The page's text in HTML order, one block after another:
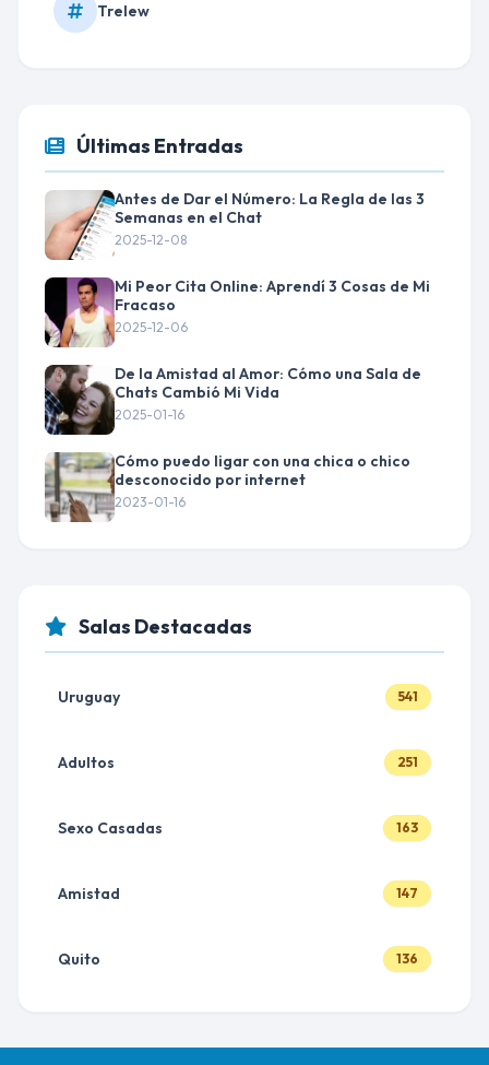
Trelew
Últimas Entradas
Antes de Dar el Número: La Regla de las 3
Semanas en el Chat
2025-12-08
Mi Peor Cita Online: Aprendí 3 Cosas de Mi
Fracaso
2025-12-06
De la Amistad al Amor: Cómo una Sala de
Chats Cambió Mi Vida
2025-01-16
Cómo puedo ligar con una chica o chico
desconocido por internet
2023-01-16
Salas Destacadas
Uruguay 541
Adultos 251
Sexo Casadas 163
Amistad 147
Quito 136